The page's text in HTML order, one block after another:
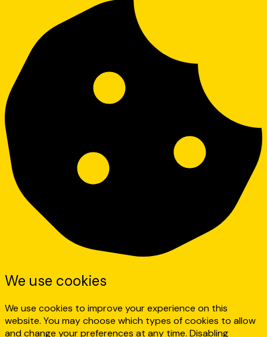
We use cookies
We use cookies to improve your experience on this
website. You may choose which types of cookies to allow
and change your preferences at any time. Disabling